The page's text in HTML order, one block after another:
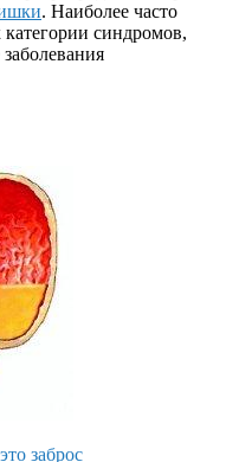
. Наиболее часто
категории синдромов,
заброс